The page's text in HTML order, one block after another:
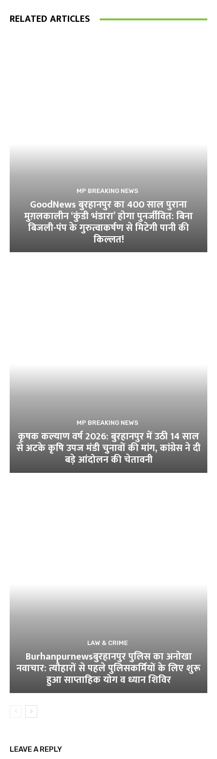
RELATED ARTICLES
MP BREAKING NEWS
GoodNews बुरहानपुर का 400 साल पुराना
मुग़लकालीन ‘कुंडी भंडारा’ होगा पुनर्जीवित: बिना
बिजली-पंप के गुरुत्वाकर्षण से मिटेगी पानी की
किल्लत!
MP BREAKING NEWS
कृषक कल्याण वर्ष 2026: बुरहानपुर में उठी 14 साल
से अटके कृषि उपज मंडी चुनावों की मांग, कांग्रेस ने दी
बड़े आंदोलन की चेतावनी
LAW & CRIME
Burhanpurnewsबुरहानपुर पुलिस का अनोखा
नवाचार: त्यौहारों से पहले पुलिसकर्मियों के लिए शुरू
हुआ साप्ताहिक योग व ध्यान शिविर
LEAVE A REPLY